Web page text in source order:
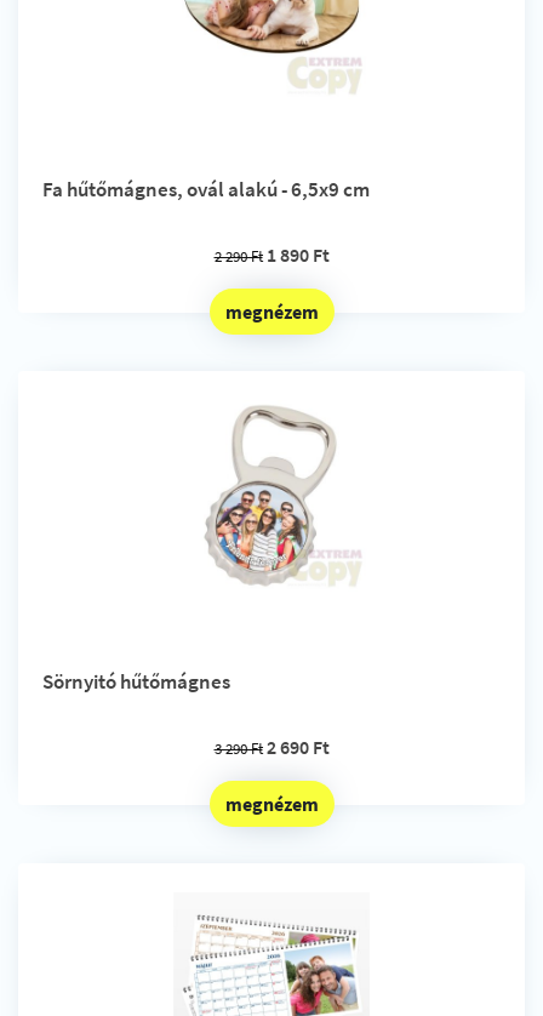
Fa hűtőmágnes, ovál alakú - 6,5x9 cm
2 290 Ft 1 890 Ft
megnézem
Sörnyitó hűtőmágnes
3 290 Ft 2 690 Ft
megnézem